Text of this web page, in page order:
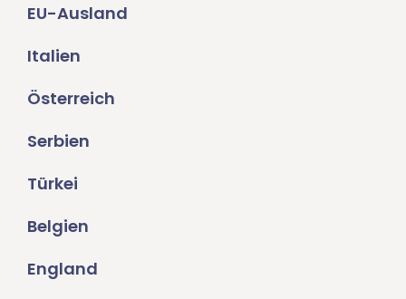
EU-Ausland
Italien
Österreich
Serbien
Türkei
Belgien
England